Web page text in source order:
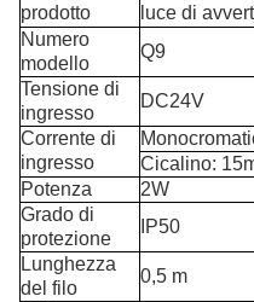
prodotto
luce di
Numero
modello
Q9
Tensione di
ingresso
DC24V
Corrente di
ingresso
Cicalino:
Potenza
2W
Grado di
protezione
IP50
Lunghezza
del filo
0,5 m